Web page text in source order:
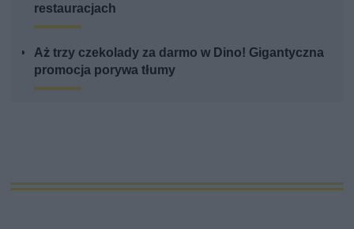
restauracjach
Aż trzy czekolady za darmo w Dino! Gigantyczna
promocja porywa tłumy